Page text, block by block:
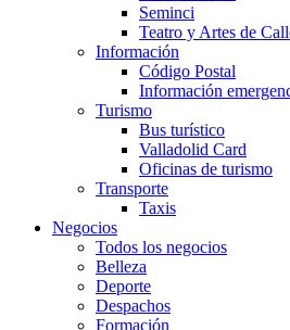
Seminci
Teatro y Artes de
Información
Código Postal
Información
Turismo
Bus turístico
Valladolid Card
Oficinas de turismo
Transporte
Taxis
Negocios
Todos los negocios
Belleza
Deporte
Despachos
Formación